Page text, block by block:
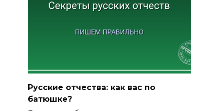
Русские отчества: как вас по
батюшке?